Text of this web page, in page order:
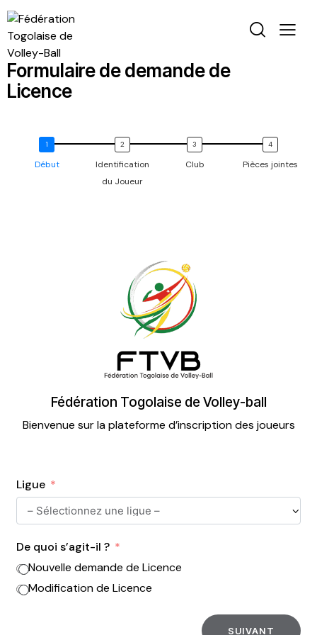
Formulaire de demande de
Licence
Début
Identification
du Joueur
Club Pièces jointes
Fédération Togolaise de Volley-ball
Bienvenue sur la plateforme d’inscription des joueurs
Ligue
De quoi s’agit-il ?
Nouvelle demande de Licence
Modification de Licence
SUIVANT